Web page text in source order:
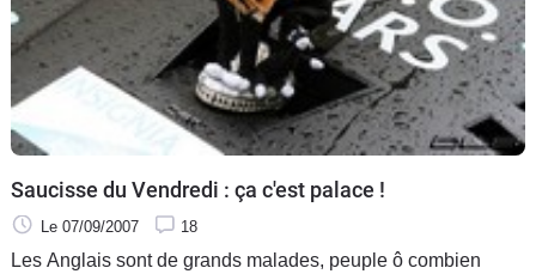
Saucisse du Vendredi : ça c'est palace !
Le 07/09/2007 18
Les Anglais sont de grands malades, peuple ô combien